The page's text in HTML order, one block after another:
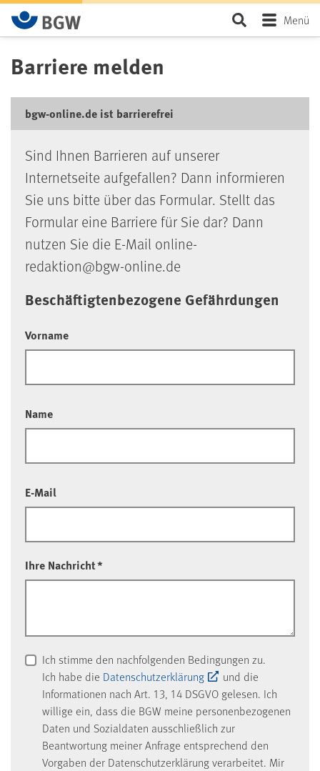
Zum Hauptinhalt springen SeiteMenü
Barriere melden
bgw-online.de ist barrierefrei
Sind Ihnen Barrieren auf unserer
Internetseite aufgefallen? Dann informieren
Sie uns bitte über das Formular. Stellt das
Formular eine Barriere für Sie dar? Dann
nutzen Sie die E-Mail online-
redaktion@bgw-online.de
Beschäftigtenbezogene Gefährdungen
Vorname
Name
E-Mail
Ihre Nachricht*
Ich stimme den nachfolgenden Bedingungen zu.
Ich habe die Datenschutzerklärung
und die
Informationen nach Art. 13, 14 DSGVO gelesen. Ich
willige ein, dass die BGW meine personenbezogenen
Daten und Sozialdaten ausschließlich zur
Beantwortung meiner Anfrage entsprechend den
Vorgaben der Datenschutzerklärung verarbeitet. Mir